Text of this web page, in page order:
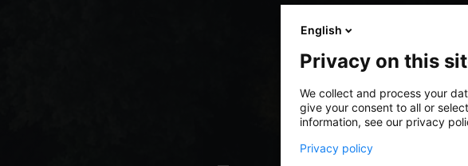
English
Privacy on this
We collect and process your
give your consent to all or
information, see our privacy
Privacy policy